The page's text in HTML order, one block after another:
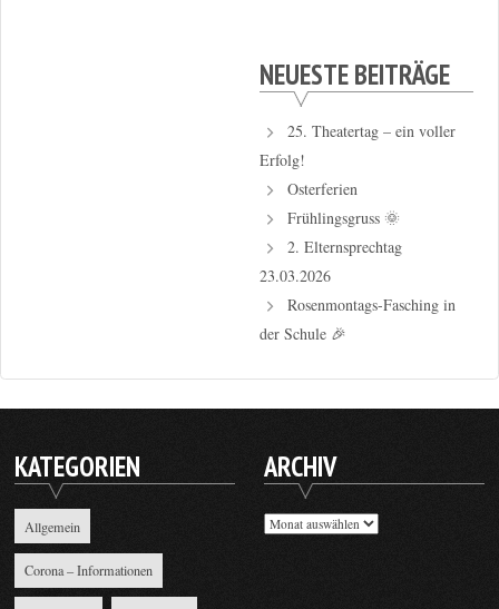
NEUESTE BEITRÄGE
25. Theatertag – ein voller
Erfolg!
Osterferien
Frühlingsgruss 🌞
2. Elternsprechtag
23.03.2026
Rosenmontags-Fasching in
der Schule 🎉
KATEGORIEN
Allgemein
Corona – Informationen
ARCHIV
Archiv